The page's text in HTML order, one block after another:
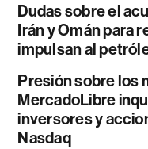
Dudas sobre el
Irán y Omán para
impulsan al
Presión sobre los
MercadoLibre
inversores y
Nasdaq